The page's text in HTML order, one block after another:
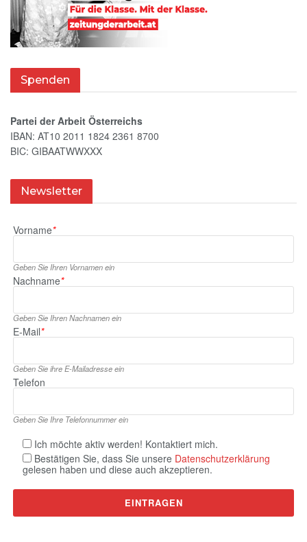
Spenden
Partei der Arbeit Österreichs
IBAN: AT10 2011 1824 2361 8700
BIC: GIBAATWWXXX
Newsletter
Vorname*
Geben Sie Ihren Vornamen ein
Nachname*
Geben Sie Ihren Nachnamen ein
E‑Mail*
Geben Sie ihre E‑Mailadresse ein
Telefon
Geben Sie Ihre Telefonnummer ein
Ich möchte aktiv werden! Kontaktiert mich.
Bestätigen Sie, dass Sie unsere Datenschutzerklärung
gelesen haben und diese auch akzeptieren.